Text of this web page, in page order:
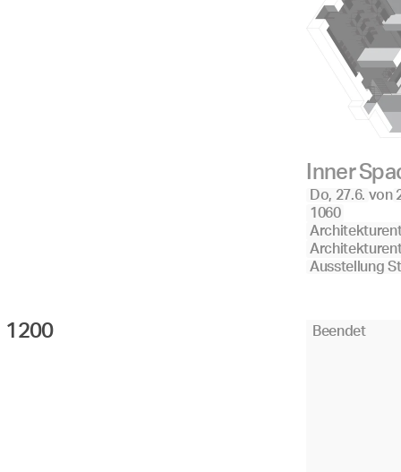
Inner
Do, 27.6. von
1060
Ausstellung
1200 Beendet